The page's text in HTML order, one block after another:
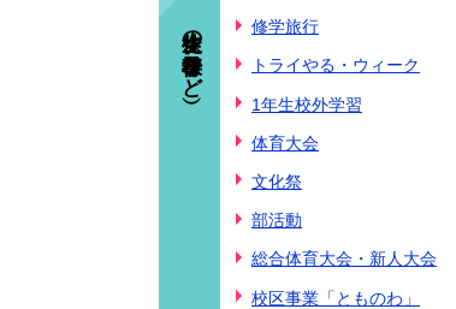
生徒の様子（行事など） 修学旅行
トライやる・ウィーク
1年生校外学習
体育大会
文化祭
部活動
総合体育大会・新人大会
校区事業「とものわ」